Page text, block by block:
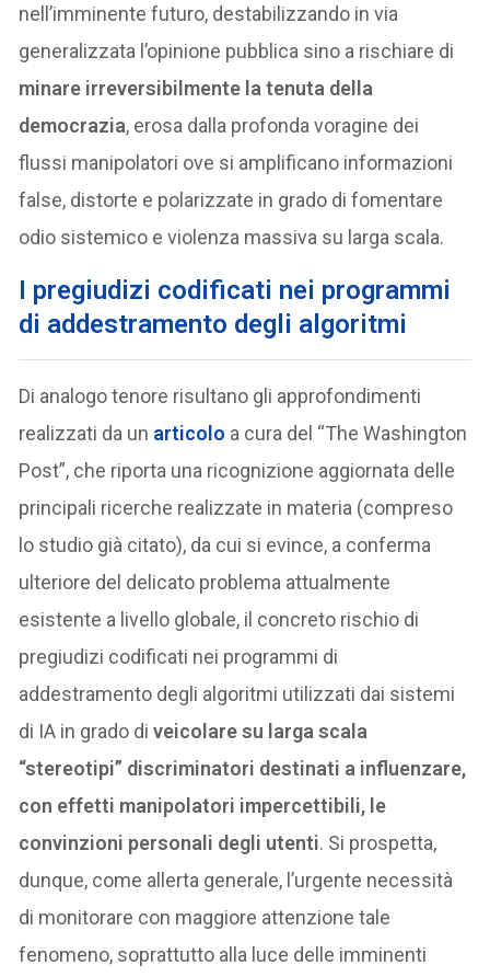
nell’imminente futuro, destabilizzando in via
generalizzata l’opinione pubblica sino a rischiare di
minare irreversibilmente la tenuta della
democrazia, erosa dalla profonda voragine dei
flussi manipolatori ove si amplificano informazioni
false, distorte e polarizzate in grado di fomentare
odio sistemico e violenza massiva su larga scala.
I pregiudizi codificati nei programmi
di addestramento degli algoritmi
Di analogo tenore risultano gli approfondimenti
realizzati da un articolo a cura del “The Washington
Post”, che riporta una ricognizione aggiornata delle
principali ricerche realizzate in materia (compreso
lo studio già citato), da cui si evince, a conferma
ulteriore del delicato problema attualmente
esistente a livello globale, il concreto rischio di
pregiudizi codificati nei programmi di
addestramento degli algoritmi utilizzati dai sistemi
di IA in grado diveicolare su larga scala
“stereotipi” discriminatori destinati a influenzare,
con effetti manipolatori impercettibili, le
convinzioni personali degli utenti. Si prospetta,
dunque, come allerta generale, l’urgente necessità
di monitorare con maggiore attenzione tale
fenomeno, soprattutto alla luce delle imminenti